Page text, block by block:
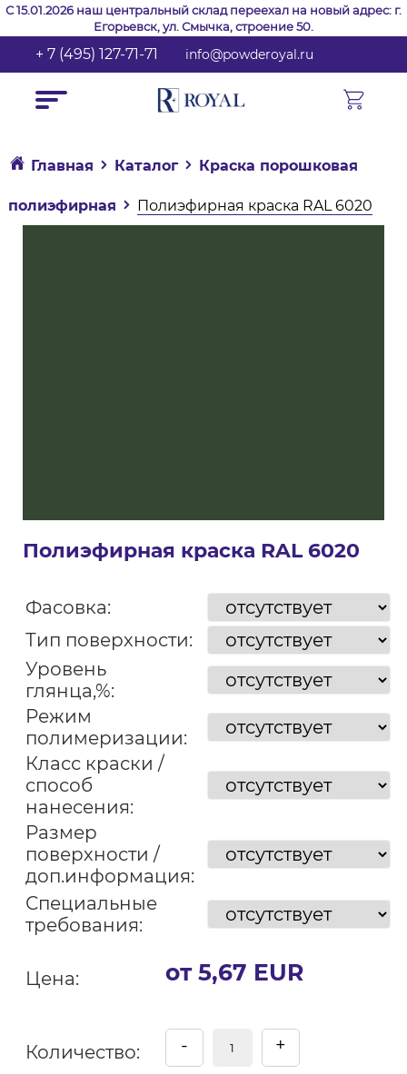
С 15.01.2026 наш центральный склад переехал на новый адрес: г.
Егорьевск, ул. Смычка, строение 50.
+ 7 (495) 127-71-71 info@powderoyal.ru
Главная Каталог Краска порошковая
полиэфирная Полиэфирная краска RAL 6020
Полиэфирная краска RAL 6020
Фасовка:
Тип поверхности:
Уровень
глянца,%:
Режим
полимеризации:
Класс краски /
способ
нанесения:
Размер
поверхности /
доп.информация:
Специальные
требования:
Цена: от 5,67 EUR
Количество: - +